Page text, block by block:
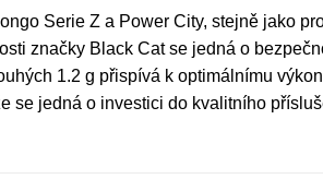
Serie Z a Power City, stejně jako
značky Black Cat se jedná o
1.2 g přispívá k optimálnímu
se jedná o investici do kvalitního